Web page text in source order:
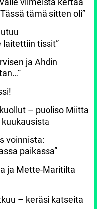
viimeistä kertaa
tämä sitten oli”
laitettiin tissit”
ja Ahdin
– puoliso Miitta
voinnista:
paikassa”
ja Mette-Maritilta
– keräsi katseita